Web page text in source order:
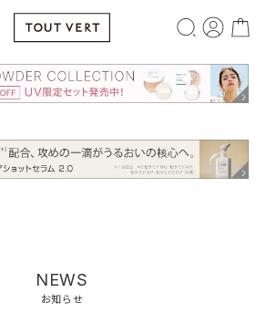
NEWS
お知らせ